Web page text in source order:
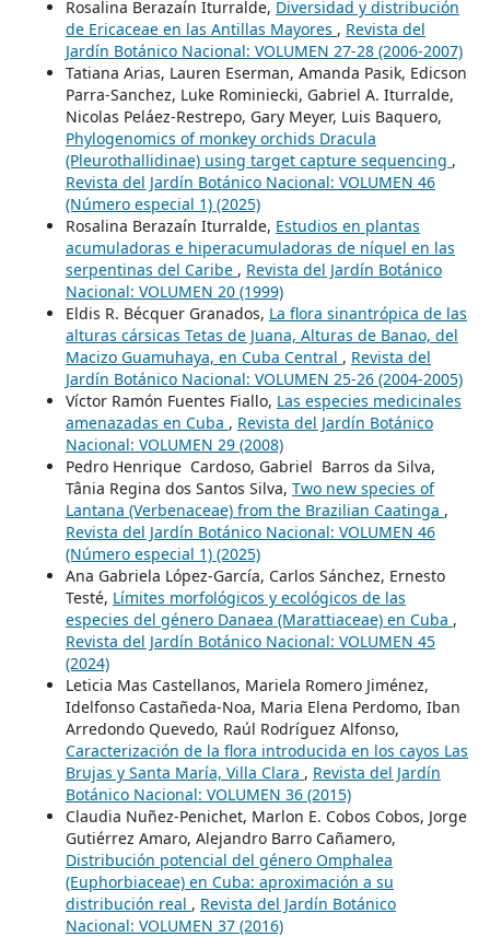
Rosalina Berazaín Iturralde, Diversidad y distribución
de Ericaceae en las Antillas Mayores , Revista del
Jardín Botánico Nacional: VOLUMEN 27-28 (2006-2007)
Tatiana Arias, Lauren Eserman, Amanda Pasik, Edicson
Parra-Sanchez, Luke Rominiecki, Gabriel A. Iturralde,
Nicolas Peláez-Restrepo, Gary Meyer, Luis Baquero,
Phylogenomics of monkey orchids Dracula
(Pleurothallidinae) using target capture sequencing ,
Revista del Jardín Botánico Nacional: VOLUMEN 46
(Número especial 1) (2025)
Rosalina Berazaín Iturralde, Estudios en plantas
acumuladoras e hiperacumuladoras de níquel en las
serpentinas del Caribe , Revista del Jardín Botánico
Nacional: VOLUMEN 20 (1999)
Eldis R. Bécquer Granados, La flora sinantrópica de las
alturas cársicas Tetas de Juana, Alturas de Banao, del
Macizo Guamuhaya, en Cuba Central , Revista del
Jardín Botánico Nacional: VOLUMEN 25-26 (2004-2005)
Víctor Ramón Fuentes Fiallo, Las especies medicinales
amenazadas en Cuba , Revista del Jardín Botánico
Nacional: VOLUMEN 29 (2008)
Pedro Henrique Cardoso, Gabriel Barros da Silva,
Tânia Regina dos Santos Silva, Two new species of
Lantana (Verbenaceae) from the Brazilian Caatinga ,
Revista del Jardín Botánico Nacional: VOLUMEN 46
(Número especial 1) (2025)
Ana Gabriela López-García, Carlos Sánchez, Ernesto
Testé, Límites morfológicos y ecológicos de las
especies del género Danaea (Marattiaceae) en Cuba ,
Revista del Jardín Botánico Nacional: VOLUMEN 45
(2024)
Leticia Mas Castellanos, Mariela Romero Jiménez,
Idelfonso Castañeda-Noa, Maria Elena Perdomo, Iban
Arredondo Quevedo, Raúl Rodríguez Alfonso,
Caracterización de la flora introducida en los cayos Las
Brujas y Santa María, Villa Clara , Revista del Jardín
Botánico Nacional: VOLUMEN 36 (2015)
Claudia Nuñez-Penichet, Marlon E. Cobos Cobos, Jorge
Gutiérrez Amaro, Alejandro Barro Cañamero,
Distribución potencial del género Omphalea
(Euphorbiaceae) en Cuba: aproximación a su
distribución real , Revista del Jardín Botánico
Nacional: VOLUMEN 37 (2016)